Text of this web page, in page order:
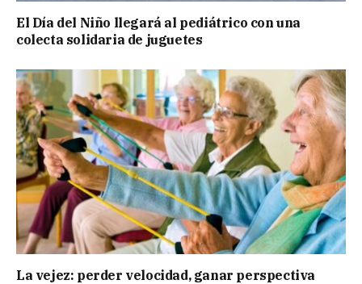
El Día del Niño llegará al pediátrico con una
colecta solidaria de juguetes
La vejez: perder velocidad, ganar perspectiva